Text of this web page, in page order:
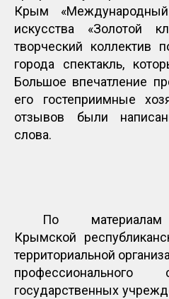
Крым «Международный
искусства «Золотой
творческий коллектив
города спектакль,
Большое впечатление
его гостеприимные
отзывов были
слова.
По материалам
Крымской
территориальной
профессионального
государственных